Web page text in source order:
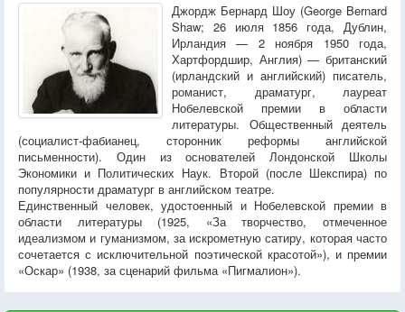
Джордж Бернард Шоу (George Bernard
Shaw; 26 июля 1856 года, Дублин,
Ирландия — 2 ноября 1950 года,
Хартфордшир, Англия) — британский
(ирландский и английский) писатель,
романист, драматург, лауреат
Нобелевской премии в области
литературы. Общественный деятель
(социалист-фабианец, сторонник реформы английской
письменности). Один из основателей Лондонской Школы
Экономики и Политических Наук. Второй (после Шекспира) по
популярности драматург в английском театре.
Единственный человек, удостоенный и Нобелевской премии в
области литературы (1925, «За творчество, отмеченное
идеализмом и гуманизмом, за искрометную сатиру, которая часто
сочетается с исключительной поэтической красотой»), и премии
«Оскар» (1938, за сценарий фильма «Пигмалион»).